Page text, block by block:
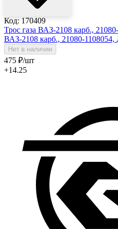
Код: 170409
Трос газа ВАЗ-2108 карб.,
ВАЗ-2108 карб., 21080-
Нет в наличии
475 ₽/шт
+14.25